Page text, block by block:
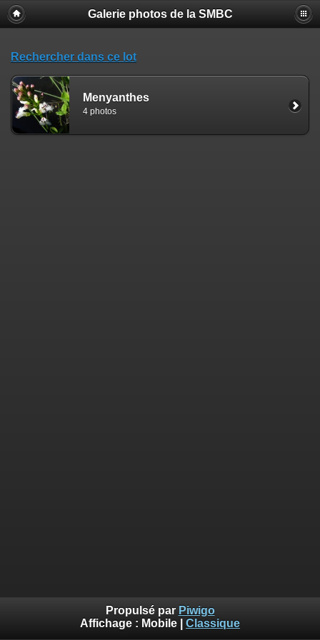
Galerie photos de la SMBC
Rechercher dans ce lot
Menyanthes
4 photos
Propulsé par Piwigo
Affichage : Mobile Classique